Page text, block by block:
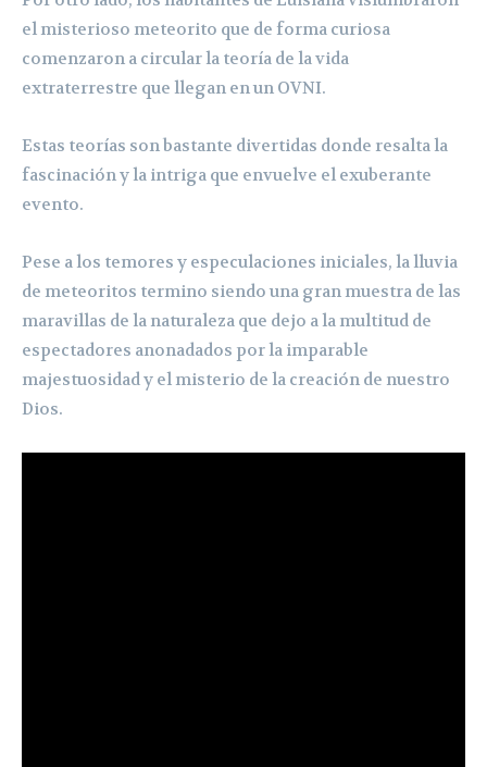
el misterioso meteorito que de forma curiosa
comenzaron a circular la teoría de la vida
extraterrestre que llegan en un OVNI.
Estas teorías son bastante divertidas donde resalta la
fascinación y la intriga que envuelve el exuberante
evento.
Pese a los temores y especulaciones iniciales, la lluvia
de meteoritos termino siendo una gran muestra de las
maravillas de la naturaleza que dejo a la multitud de
espectadores anonadados por la imparable
majestuosidad y el misterio de la creación de nuestro
Dios.